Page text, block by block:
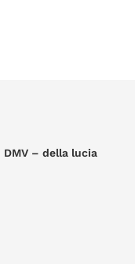
DMV – della lucia